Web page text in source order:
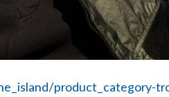
product_category-